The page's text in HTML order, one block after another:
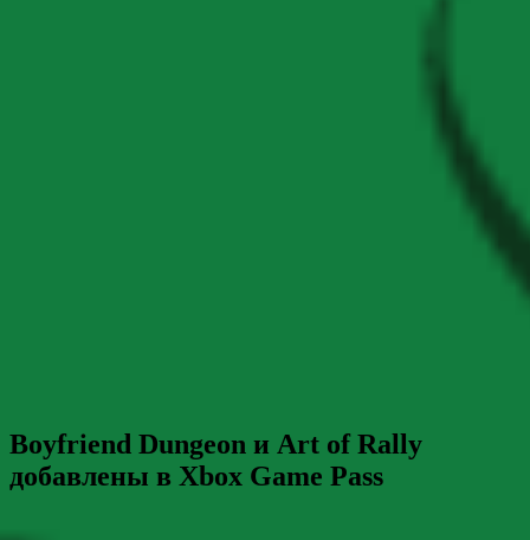
Boyfriend Dungeon и Art of Rally
добавлены в Xbox Game Pass